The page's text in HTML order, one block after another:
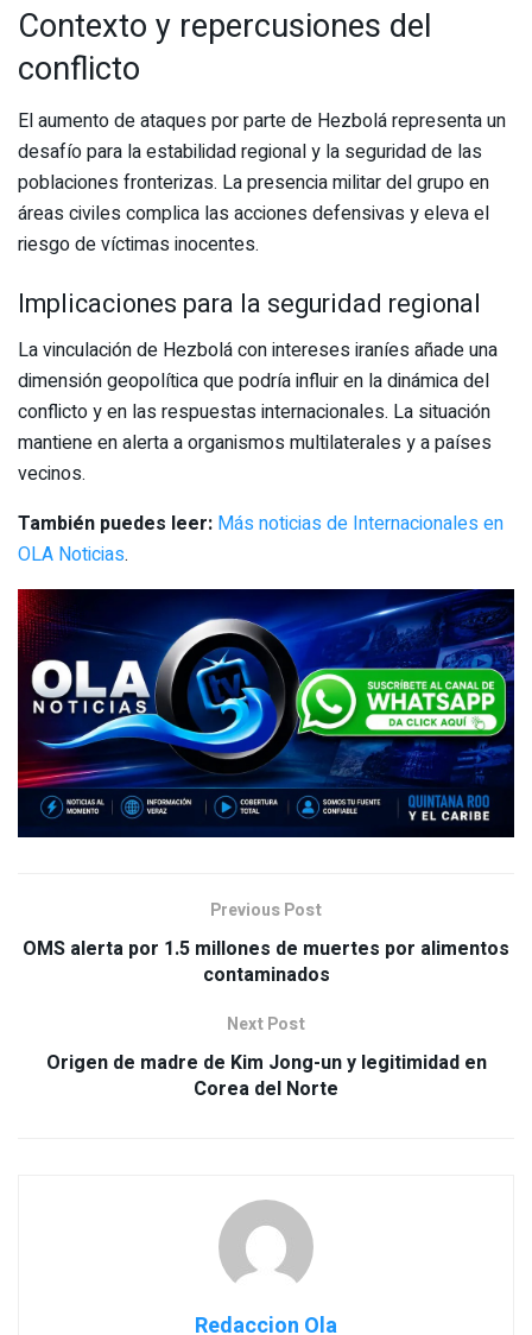
Contexto y repercusiones del
conflicto
El aumento de ataques por parte de Hezbolá representa un
desafío para la estabilidad regional y la seguridad de las
poblaciones fronterizas. La presencia militar del grupo en
áreas civiles complica las acciones defensivas y eleva el
riesgo de víctimas inocentes.
Implicaciones para la seguridad regional
La vinculación de Hezbolá con intereses iraníes añade una
dimensión geopolítica que podría influir en la dinámica del
conflicto y en las respuestas internacionales. La situación
mantiene en alerta a organismos multilaterales y a países
vecinos.
También puedes leer: Más noticias de Internacionales en
OLA Noticias.
Previous Post
OMS alerta por 1.5 millones de muertes por alimentos
contaminados
Next Post
Origen de madre de Kim Jong-un y legitimidad en
Corea del Norte
Redaccion Ola